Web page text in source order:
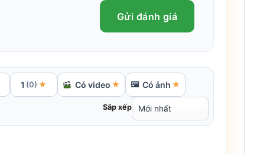
Gửi đánh giá
1 (0) ★ Có video ★ 🖼 Có ảnh ★
Sắp xếp